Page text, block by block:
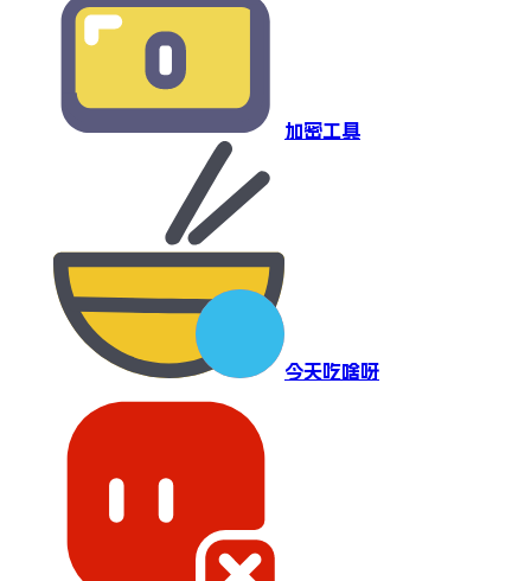
加密工具
今天吃啥呀